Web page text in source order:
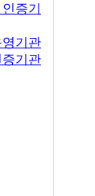
증기
기관
기관